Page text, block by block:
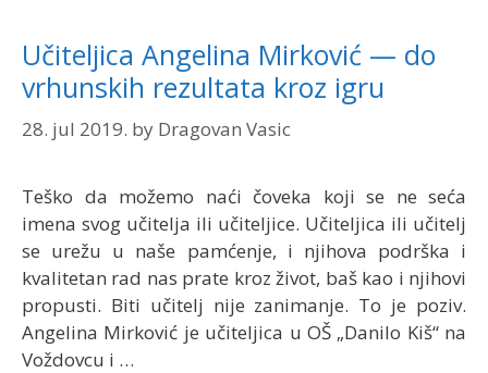
Učiteljica Angelina Mirković — do
vrhunskih rezultata kroz igru
28. jul 2019. by Dragovan Vasic
Teško da možemo naći čoveka koji se ne seća
imena svog učitelja ili učiteljice. Učiteljica ili učitelj
se urežu u naše pamćenje, i njihova podrška i
kvalitetan rad nas prate kroz život, baš kao i njihovi
propusti. Biti učitelj nije zanimanje. To je poziv.
Angelina Mirković je učiteljica u OŠ „Danilo Kiš“ na
Voždovcu i …